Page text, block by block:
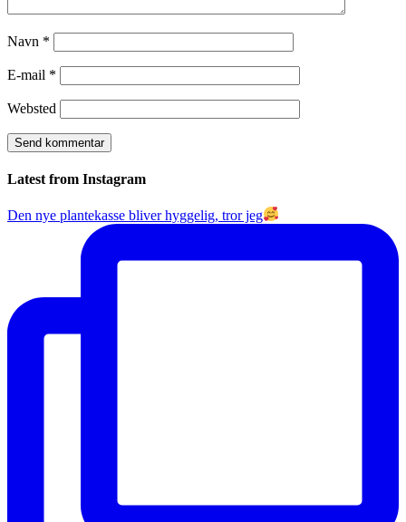
Navn *
E-mail *
Websted
Latest from Instagram
Den nye plantekasse bliver hyggelig, tror jeg